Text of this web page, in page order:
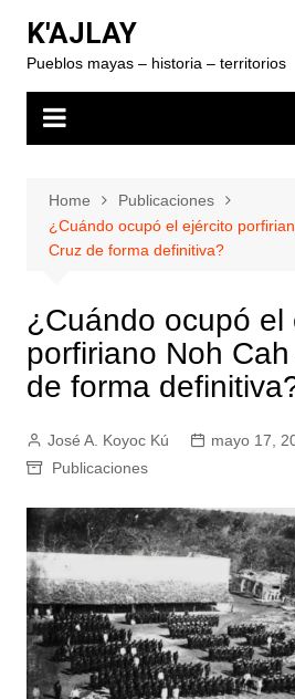
content
K'AJLAY
Pueblos mayas – historia – territorios
Home
Publicaciones
¿Cuándo ocupó el ejército
Cruz de forma definitiva?
¿Cuándo ocupó el
porfiriano Noh
de forma
José A. Koyoc Kú mayo 17,
Publicaciones